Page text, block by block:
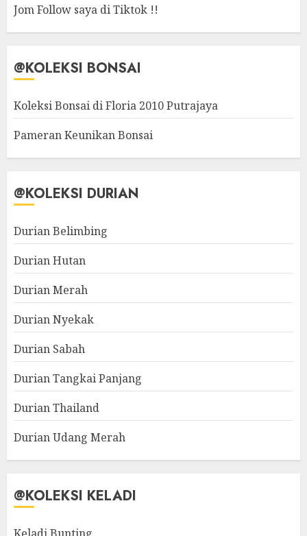
Jom Follow saya di Tiktok !!
@KOLEKSI BONSAI
Koleksi Bonsai di Floria 2010 Putrajaya
Pameran Keunikan Bonsai
@KOLEKSI DURIAN
Durian Belimbing
Durian Hutan
Durian Merah
Durian Nyekak
Durian Sabah
Durian Tangkai Panjang
Durian Thailand
Durian Udang Merah
@KOLEKSI KELADI